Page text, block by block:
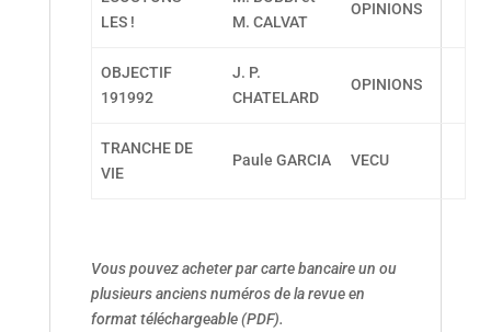
LES !
M. CALVAT
OPINIONS
OBJECTIF
191992
J. P.
CHATELARD
OPINIONS
TRANCHE DE
VIE
Paule GARCIA VECU
Vous pouvez acheter par carte bancaire un ou
plusieurs anciens numéros de la revue en
format téléchargeable (PDF).